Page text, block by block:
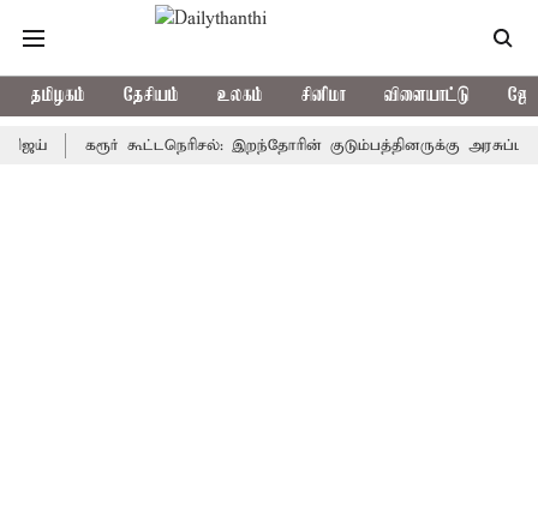
தமிழகம் தேசியம் உலகம் சினிமா விளையாட்டு
கரூர் கூட்டநெரிசல்: இறந்தோரின் குடும்பத்தினருக்கு அரசுப்பணி